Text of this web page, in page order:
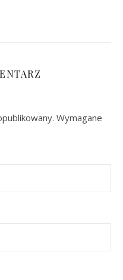
Wymagane